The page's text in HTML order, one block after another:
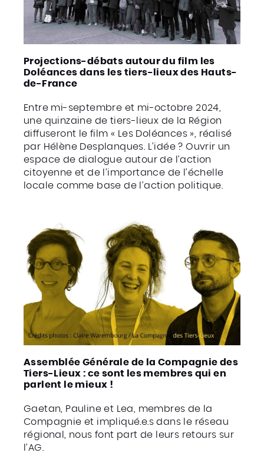
Projections-débats autour du film les
Doléances dans les tiers-lieux des Hauts-
de-France
Entre mi-septembre et mi-octobre 2024,
une quinzaine de tiers-lieux de la Région
diffuseront le film « Les Doléances », réalisé
par Hélène Desplanques. L’idée ? Ouvrir un
espace de dialogue autour de l’action
citoyenne et de l’importance de l’échelle
locale comme base de l’action politique.
Assemblée Générale de la Compagnie des
Tiers-Lieux : ce sont les membres qui en
parlent le mieux !
Gaetan, Pauline et Lea, membres de la
Compagnie et impliqué.e.s dans le réseau
régional, nous font part de leurs retours sur
l’AG.